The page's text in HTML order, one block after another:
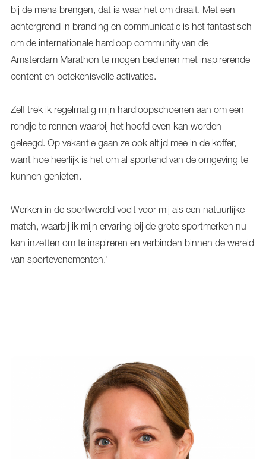
bij de mens brengen, dat is waar het om draait. Met een
achtergrond in branding en communicatie is het fantastisch
om de internationale hardloop community van de
Amsterdam Marathon te mogen bedienen met inspirerende
content en betekenisvolle activaties.
Zelf trek ik regelmatig mijn hardloopschoenen aan om een
rondje te rennen waarbij het hoofd even kan worden
geleegd. Op vakantie gaan ze ook altijd mee in de koffer,
want hoe heerlijk is het om al sportend van de omgeving te
kunnen genieten.
Werken in de sportwereld voelt voor mij als een natuurlijke
match, waarbij ik mijn ervaring bij de grote sportmerken nu
kan inzetten om te inspireren en verbinden binnen de wereld
van sportevenementen.'